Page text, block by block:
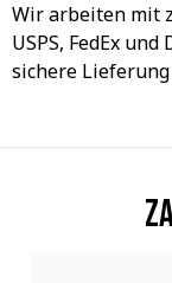
Wir arbeiten mit
USPS, FedEx
sichere